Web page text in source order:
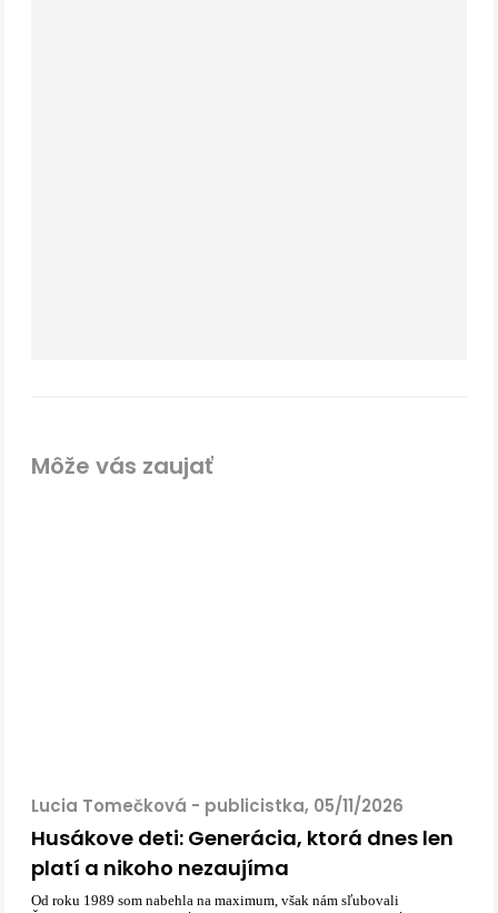
Môže vás zaujať
Lucia Tomečková - publicistka, 05/11/2026
Husákove deti: Generácia, ktorá dnes len
platí a nikoho nezaujíma
Od roku 1989 som nabehla na maximum, však nám sľubovali